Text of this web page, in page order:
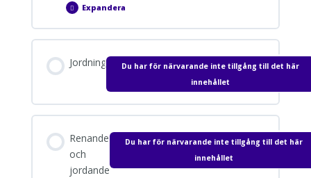
Expandera
Rening
0% SLUTFÖRT 0/1 Steps
Meditation för rening av chakran och auran
Jordning
Du har för närvarande inte tillgång till det här
innehållet
Renande
och
jordande
Du har för närvarande inte tillgång till det här
innehållet